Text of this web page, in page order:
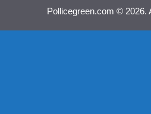
Pollicegreen.com © 2026.